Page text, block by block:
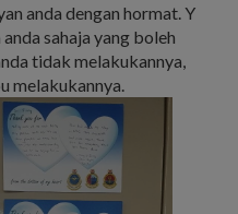
anda dengan hormat. Y
sahaja yang boleh
tidak melakukannya,
melakukannya.